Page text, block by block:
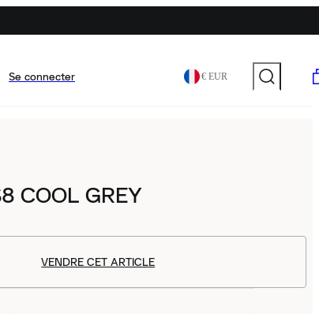
Se connecter € EUR
COOL GREY
VENDRE CET ARTICLE